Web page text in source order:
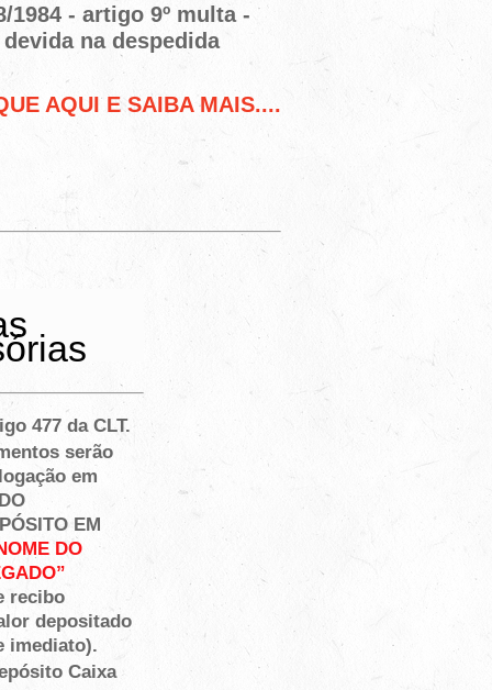
1984 - artigo 9º multa -
na despedida
AQUI E SAIBA MAIS....
477 da CLT.
serão
em
EM
DO
recibo
depositado
imediato).
Caixa